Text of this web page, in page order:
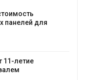
панелей для
11-летие